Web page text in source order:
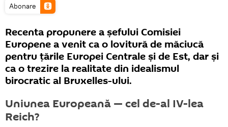
Abonare
Recenta propunere a șefului Comisiei
Europene a venit ca o lovitură de măciucă
pentru țările Europei Centrale și de Est, dar și
ca o trezire la realitate din idealismul
birocratic al Bruxelles-ului.
Uniunea Europeană — cel de-al IV-lea
Reich?